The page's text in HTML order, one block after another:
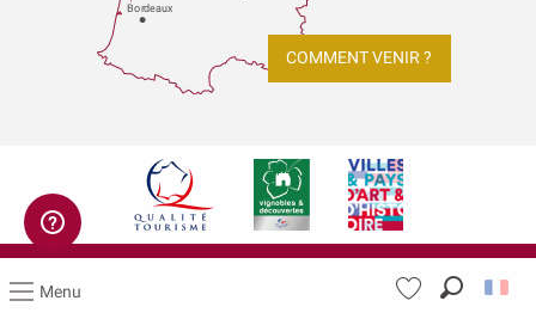
Menu
Bordeaux
COMMENT VENIR ?